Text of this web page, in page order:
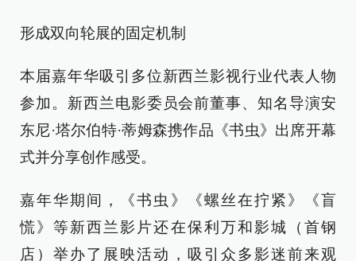
形成双向轮展的固定机制
本届嘉年华吸引多位新西兰影视行业代表人物
参加。新西兰电影委员会前董事、知名导演安
东尼·塔尔伯特·蒂姆森携作品《书虫》出席开幕
式并分享创作感受。
嘉年华期间，《书虫》《螺丝在拧紧》《盲
慌》等新西兰影片还在保利万和影城（首钢
店）举办了展映活动，吸引众多影迷前来观